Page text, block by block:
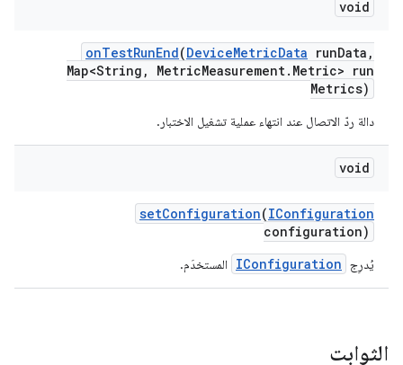
void
onTestRunEnd(DeviceMetricData runData ,
Map<String , MetricMeasurement. Metric> run
Metrics)
دالة ردّ الاتصال عند انتهاء عملية تشغيل الاختبار.
void
setConfiguration(IConfiguration
configuration)
يُدرِج IConfiguration المستخدَم.
الثوابت